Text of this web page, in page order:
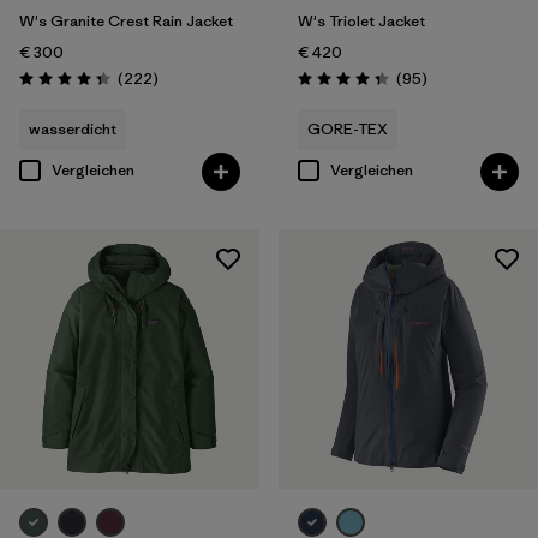
W's Granite Crest Rain Jacket
€ 300
Bewertung: 4.3 / 5
(222Rezensionen
)
wasserdicht
Vergleichen
W's Triolet Jacket
€ 420
Bewertung: 4.4 / 5
(95Rezensionen
)
GORE-TEX
Vergleichen